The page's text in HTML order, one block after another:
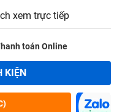
xem trực tiếp
toán Online